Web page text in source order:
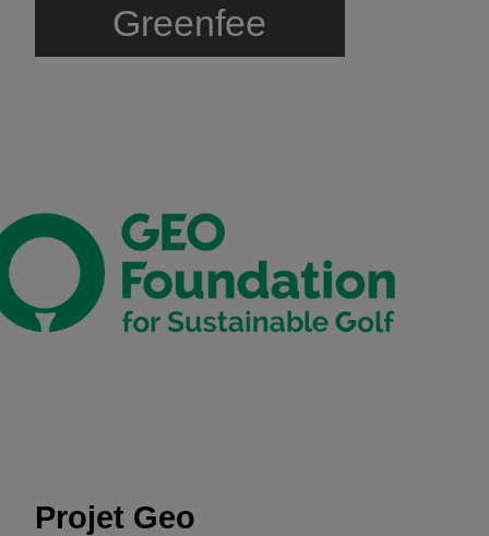
Corporate
Comité & Membres
Agenda
Partenaires
Greenfee
Projet Geo